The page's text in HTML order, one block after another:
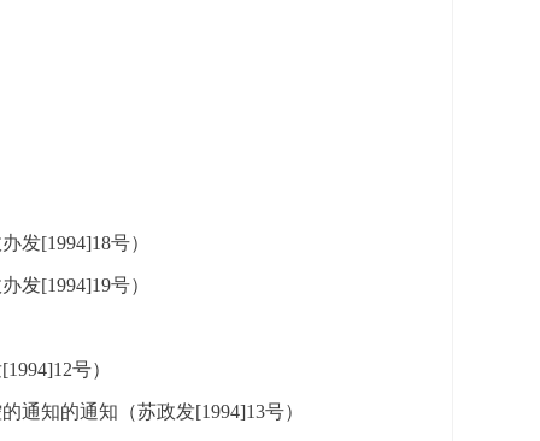
发[1994]18号）
发[1994]19号）
号）
通知的通知（苏政发[1994]13号）